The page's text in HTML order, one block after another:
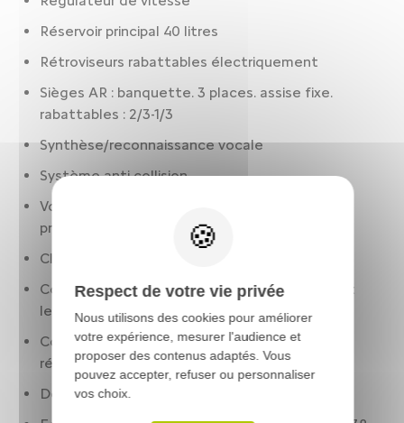
Réservoir principal 40 litres
Rétroviseurs rabattables électriquement
Sièges AR : banquette. 3 places. assise fixe.
rabattables : 2/3-1/3
Synthèse/reconnaissance vocale
Système anti collision
Volant cuir. réglable en hauteur. réglable en
profondeur. multi-fonctions
Climatisation
Condamnation centralisée à distance. incluant
les lève-vitres
Contrôle des phares: allumage automatique.
réglage en hauteur manuel
Détection panneaux signalisation
Respect de votre vie privée
Nous utilisons des cookies pour améliorer
votre expérience, mesurer l'audience et
proposer des contenus adaptés. Vous
pouvez accepter, refuser ou personnaliser
vos choix.